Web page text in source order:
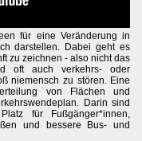
für eine Veränderung in
darstellen. Dabei geht es
zu zeichnen - also nicht das
oft auch verkehrs- oder
niemensch zu stören. Eine
von Flächen und
Darin sind
für Fußgänger*innen,
und bessere Bus- und